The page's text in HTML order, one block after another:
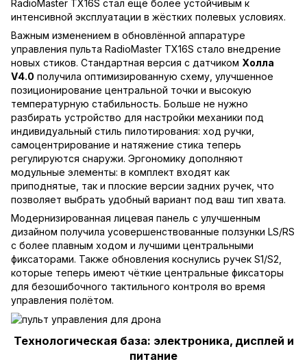
RadioMaster TX16S стал ещё более устойчивым к
интенсивной эксплуатации в жёстких полевых условиях.
Важным изменением в обновлённой аппаратуре
управления пульта RadioMaster TX16S стало внедрение
новых стиков. Стандартная версия с датчиком Холла
V4.0 получила оптимизированную схему, улучшенное
позиционирование центральной точки и высокую
температурную стабильность. Больше не нужно
разбирать устройство для настройки механики под
индивидуальный стиль пилотирования: ход ручки,
самоцентрирование и натяжение стика теперь
регулируются снаружи. Эргономику дополняют
модульные элементы: в комплект входят как
приподнятые, так и плоские версии задних ручек, что
позволяет выбрать удобный вариант под ваш тип хвата.
Модернизированная лицевая панель с улучшенным
дизайном получила усовершенствованные ползунки LS/RS
с более плавным ходом и лучшими центральными
фиксаторами. Также обновления коснулись ручек S1/S2,
которые теперь имеют чёткие центральные фиксаторы
для безошибочного тактильного контроля во время
управления полётом.
Технологическая база: электроника, дисплей и
питание